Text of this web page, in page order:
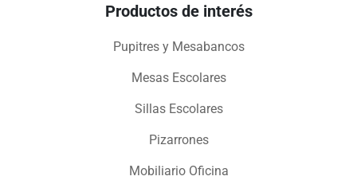
Productos de interés
Pupitres y Mesabancos
Mesas Escolares
Sillas Escolares
Pizarrones
Mobiliario Oficina